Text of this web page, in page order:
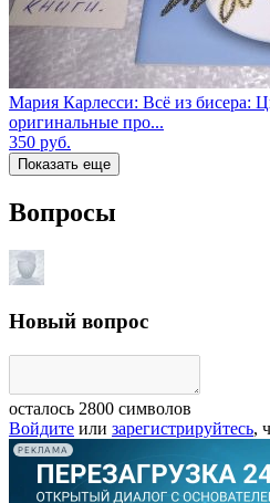
Мария Карлесси: Всё из бисера:
оригинальные про...
350 руб.
Показать еще
Вопросы
Новый вопрос
осталось 2800 символов
Войдите или зарегистрируйтесь,
РЕКЛАМА